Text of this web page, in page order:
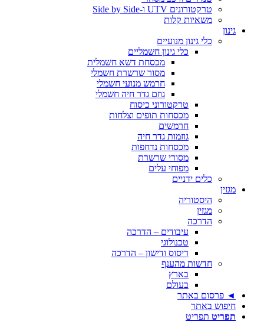
טרקטורונים UTV ו-Side by Side
משאיות קלות
גינון
כלי גינון מנועיים
כלי גינון חשמליים
מכסחת דשא חשמלית
מסור שרשרת חשמלי
חרמש מנועי חשמלי
גוזם גדר חיה חשמלי
טרקטורוני כיסוח
מכסחות תופים וצלחות
חרמשים
גוזמות גדר חיה
מכסחות נדחפות
מסורי שרשרת
מפוחי עלים
כלים ידניים
מגזין
היסטוריה
מגזין
הדרכה
עיבודים – הדרכה
טכנולוגי
ריסוס ודישון – הדרכה
חדשות מהענף
בארץ
בעולם
◄ פרסום באתר
חיפוש באתר
תפריט תפריט